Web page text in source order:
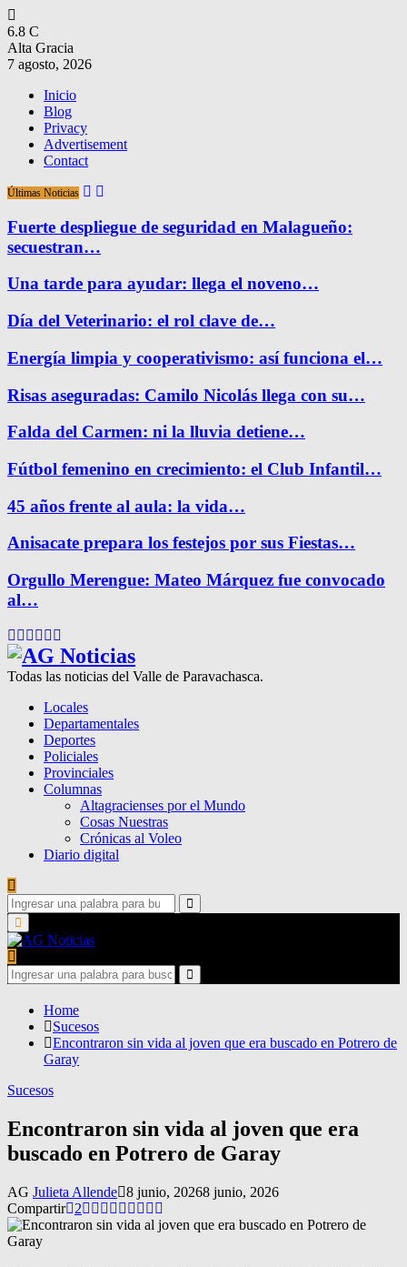
6.8 C
Alta Gracia
7 agosto, 2026
Inicio
Blog
Privacy
Advertisement
Contact
Últimas Noticias
Fuerte despliegue de seguridad en Malagueño:
secuestran…
Una tarde para ayudar: llega el noveno…
Día del Veterinario: el rol clave de…
Energía limpia y cooperativismo: así funciona el…
Risas aseguradas: Camilo Nicolás llega con su…
Falda del Carmen: ni la lluvia detiene…
Fútbol femenino en crecimiento: el Club Infantil…
45 años frente al aula: la vida…
Anisacate prepara los festejos por sus Fiestas…
Orgullo Merengue: Mateo Márquez fue convocado
al…
Facebook
Twitter
Instagram
Pinterest
Google
Todas las noticias del Valle de Paravachasca.
Locales
Departamentales
Deportes
Policiales
Provinciales
Columnas
Altagracienses por el Mundo
Cosas Nuestras
Crónicas al Voleo
Diario digital
Search
for:
Search
Primary
Menu
Search
for:
Search
Home
Sucesos
Encontraron sin vida al joven que era buscado en Potrero de
Garay
Sucesos
Encontraron sin vida al joven que era
buscado en Potrero de Garay
AG Julieta Allende 8 junio, 20268 junio, 2026
Compartir
2